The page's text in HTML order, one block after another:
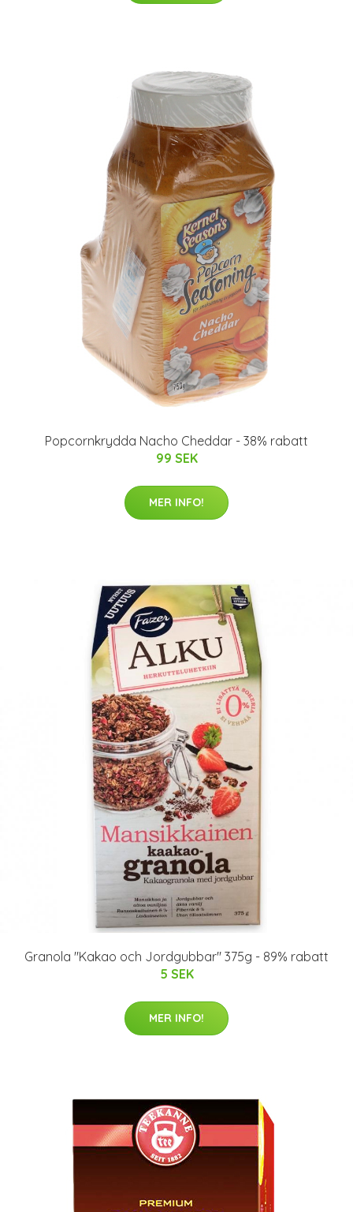
Popcornkrydda Nacho Cheddar - 38% rabatt
99 SEK
MER INFO!
Granola "Kakao och Jordgubbar" 375g - 89% rabatt
5 SEK
MER INFO!